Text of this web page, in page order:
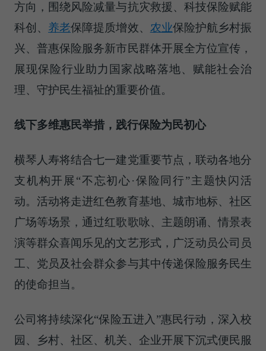
方向，围绕风险减量与抗灾救援、科技保险赋能
科创、 养老保障提质增效、 农业保险护航乡村振
兴、普惠保险服务新市民群体开展全方位宣传，
展现保险行业助力国家战略落地、赋能社会治
理、守护民生福祉的重要价值。
线下多维惠民举措，践行保险为民初心
横琴人寿将结合七一建党重要节点，联动各地分
支机构开展“不忘初心·保险同行”主题快闪活
动。活动将走进红色教育基地、城市地标、社区
广场等场景，通过红歌歌咏、主题朗诵、情景表
演等群众喜闻乐见的文艺形式，广泛动员公司员
工、党员及社会群众参与其中传递保险服务民生
的使命担当。
公司将持续深化“保险五进入”惠民行动，深入校
园、乡村、社区、机关、企业开展下沉式便民服